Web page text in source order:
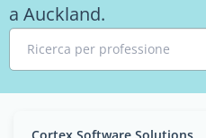
a Auckland.
Ricerca per professione